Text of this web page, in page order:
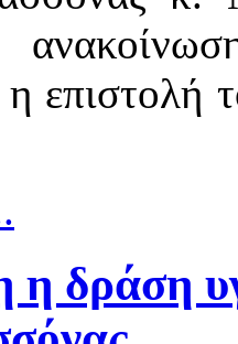
η επιστολή
η δράση